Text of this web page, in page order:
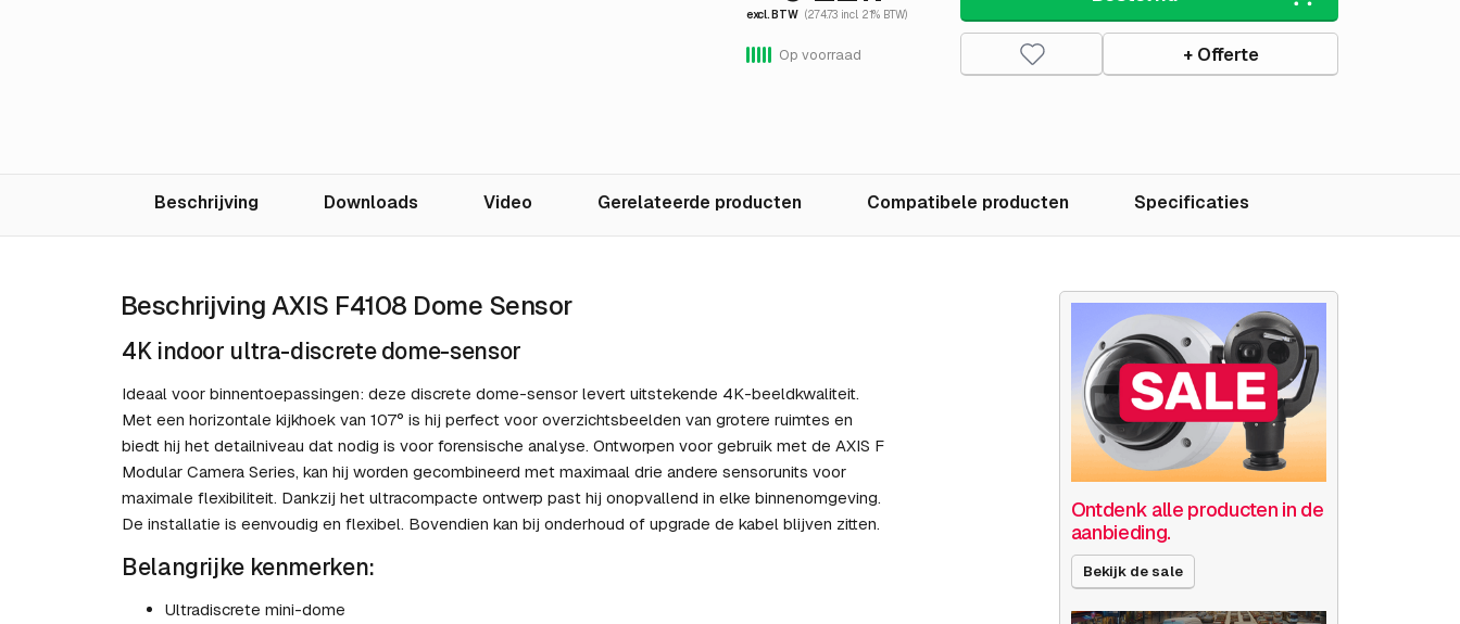
excl. BTW (274.73 incl. 21% BTW)
Op voorraad + Offerte
Beschrijving Downloads Video Gerelateerde producten Compatibele producten Specificaties
Beschrijving AXIS F4108 Dome Sensor
4K indoor ultra-discrete dome-sensor
Ideaal voor binnentoepassingen: deze discrete dome-sensor levert uitstekende 4K-beeldkwaliteit.
Met een horizontale kijkhoek van 107° is hij perfect voor overzichtsbeelden van grotere ruimtes en
biedt hij het detailniveau dat nodig is voor forensische analyse. Ontworpen voor gebruik met de AXIS F
Modular Camera Series, kan hij worden gecombineerd met maximaal drie andere sensorunits voor
maximale flexibiliteit. Dankzij het ultracompacte ontwerp past hij onopvallend in elke binnenomgeving.
De installatie is eenvoudig en flexibel. Bovendien kan bij onderhoud of upgrade de kabel blijven zitten.
Belangrijke kenmerken:
Ultradiscrete mini-dome
Ontdenk alle producten in de
aanbieding.
Bekijk de sale